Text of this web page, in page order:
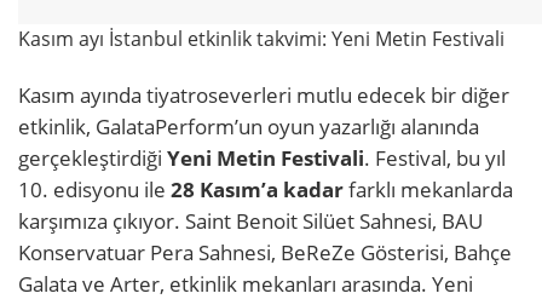
Kasım ayı İstanbul etkinlik takvimi: Yeni Metin Festivali
Kasım ayında tiyatroseverleri mutlu edecek bir diğer
etkinlik, GalataPerform’un oyun yazarlığı alanında
gerçekleştirdiği Yeni Metin Festivali. Festival, bu yıl
10. edisyonu ile 28 Kasım’a kadarfarklı mekanlarda
karşımıza çıkıyor. Saint Benoit Silüet Sahnesi, BAU
Konservatuar Pera Sahnesi, BeReZe Gösterisi, Bahçe
Galata ve Arter, etkinlik mekanları arasında. Yeni